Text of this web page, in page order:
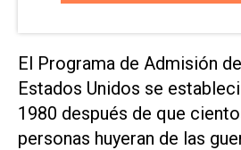
El Programa de Admisión
Estados Unidos ​se
⁠1980 después de que
personas huyeran de las